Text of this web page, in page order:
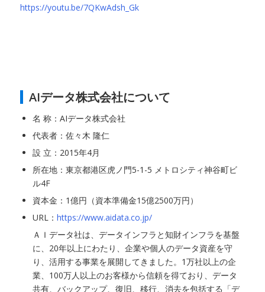
https://youtu.be/7QKwAdsh_Gk
AIデータ株式会社について
名 称：AIデータ株式会社
代表者：佐々木 隆仁
設 立：2015年4月
所在地：東京都港区虎ノ門5-1-5 メトロシティ神谷町ビ
ル4F
資本金：1億円（資本準備金15億2500万円）
URL： https://www.aidata.co.jp/
ＡＩデータ社は、データインフラと知財インフラを基盤
に、20年以上にわたり、企業や個人のデータ資産を守
り、活用する事業を展開してきました。1万社以上の企
業、100万人以上のお客様から信頼を得ており、データ
共有、バックアップ、復旧、移行、消去を包括する「デ